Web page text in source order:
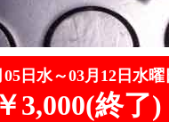
日水～03月12日水曜
￥3,000(終了)